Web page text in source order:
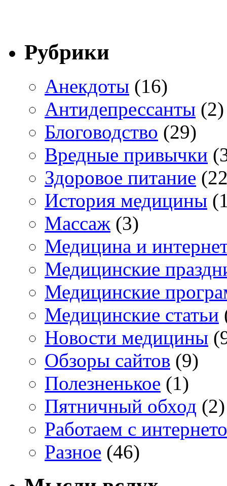
Рубрики
Анекдоты (16)
Антидепрессанты (2)
Блоговодство (29)
Вредные привычки
Здоровое питание
История медицины
Массаж (3)
Медицина и
Медицинские
Медицинские
Медицинские статьи
Новости медицины
Обзоры сайтов (9)
Полезненькое (1)
Пятничный обход (2)
Работаем с
Разное (46)